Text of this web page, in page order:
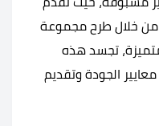
من خلال طرح مجموعة
تجسد هذه
معايير الجودة وتقديم